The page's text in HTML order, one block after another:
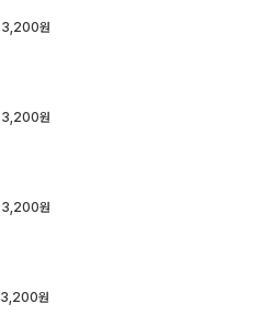
3,200원
3,200원
3,200원
3,200원